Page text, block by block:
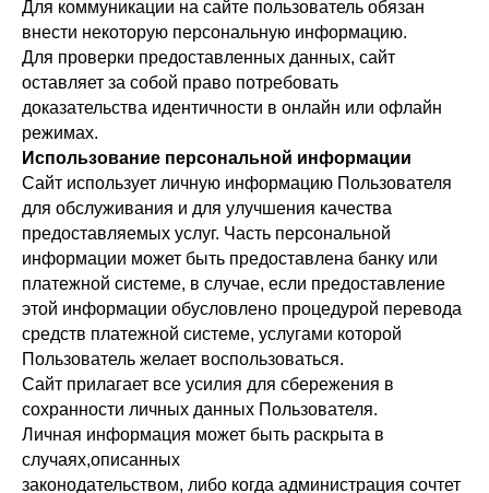
Для коммуникации на сайте пользователь обязан
внести некоторую персональную информацию.
Для проверки предоставленных данных, сайт
оставляет за собой право потребовать
доказательства идентичности в онлайн или офлайн
режимах.
Использование персональной информации
Сайт использует личную информацию Пользователя
для обслуживания и для улучшения качества
предоставляемых услуг. Часть персональной
информации может быть предоставлена банку или
платежной системе, в случае, если предоставление
этой информации обусловлено процедурой перевода
средств платежной системе, услугами которой
Пользователь желает воспользоваться.
Сайт прилагает все усилия для сбережения в
сохранности личных данных Пользователя.
Личная информация может быть раскрыта в
случаях,описанных
законодательством, либо когда администрация сочтет